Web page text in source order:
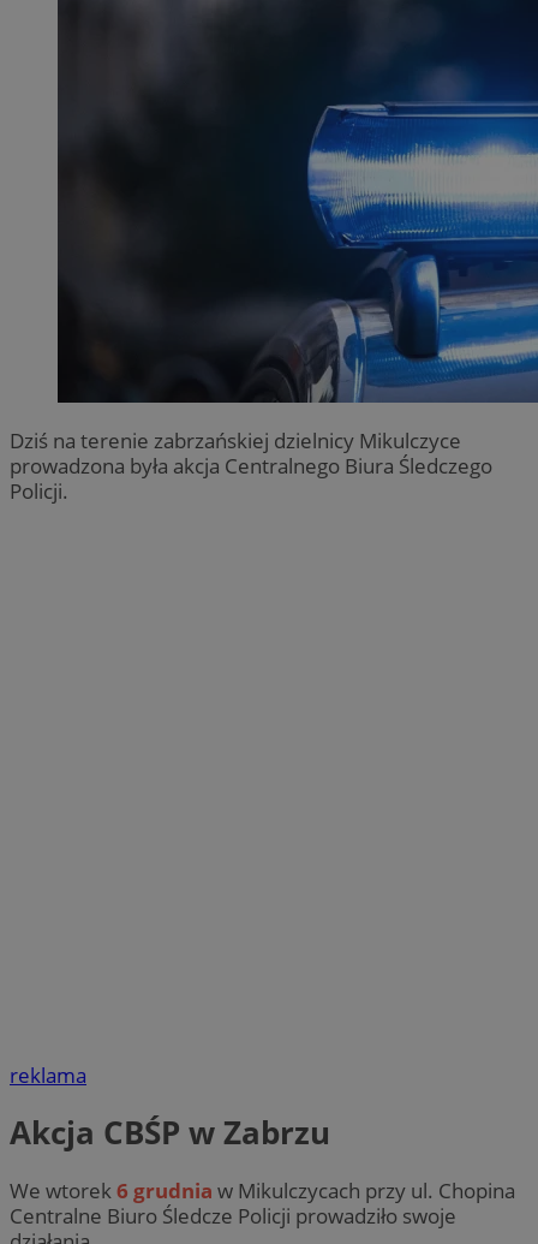
Dziś na terenie zabrzańskiej dzielnicy Mikulczyce
prowadzona była akcja Centralnego Biura Śledczego
Policji.
reklama
Akcja CBŚP w Zabrzu
We wtorek6 grudnia w Mikulczycach przy ul. Chopina
Centralne Biuro Śledcze Policji prowadziło swoje